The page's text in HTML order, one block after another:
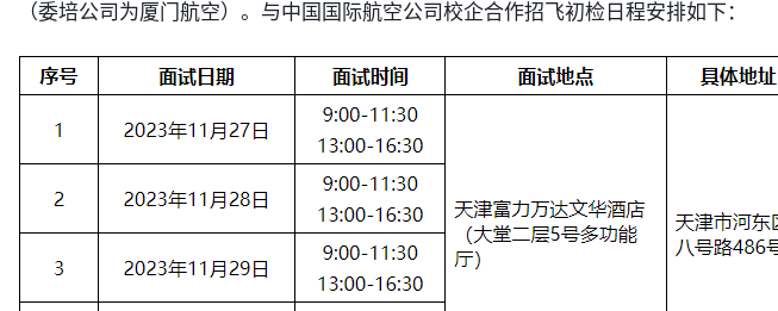
（委培公司为厦门航空）。与中国国际航空公司校企合作招飞初检日程安排如下：